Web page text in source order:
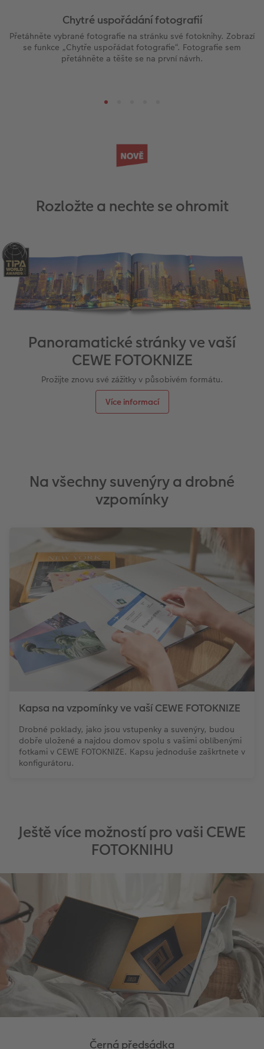
Chytré uspořádání fotografií
Přetáhněte vybrané fotografie na stránku své fotoknihy. Zobrazí
se funkce „Chytře uspořádat fotografie“. Fotografie sem
přetáhněte a těšte se na první návrh.
Rozložte a nechte se ohromit
Panoramatické stránky ve vaší
CEWE FOTOKNIZE
Prožijte znovu své zážitky v působivém formátu.
Více informací
Na všechny suvenýry a drobné
vzpomínky
Kapsa na vzpomínky ve vaší CEWE FOTOKNIZE
Drobné poklady, jako jsou vstupenky a suvenýry, budou
dobře uložené a najdou domov spolu s vašimi oblíbenými
fotkami v CEWE FOTOKNIZE. Kapsu jednoduše zaškrtnete v
konfigurátoru.
Ještě více možností pro vaši CEWE
FOTOKNIHU
Černá předsádka